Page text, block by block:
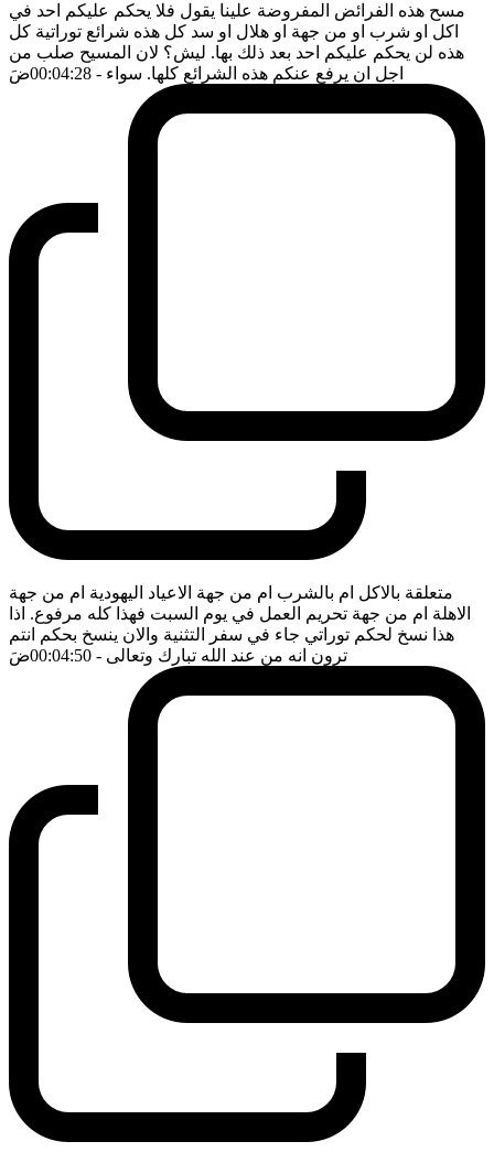
مسح هذه الفرائض المفروضة علينا يقول فلا يحكم عليكم احد في
اكل او شرب او من جهة او هلال او سد كل هذه شرائع توراتية كل
هذه لن يحكم عليكم احد بعد ذلك بها. ليش؟ لان المسيح صلب من
اجل ان يرفع عنكم هذه الشرائع كلها. سواء - 00:04:28 ضَ
متعلقة بالاكل ام بالشرب ام من جهة الاعياد اليهودية ام من جهة
الاهلة ام من جهة تحريم العمل في يوم السبت فهذا كله مرفوع. اذا
هذا نسخ لحكم توراتي جاء في سفر التثنية والان ينسخ بحكم انتم
ترون انه من عند الله تبارك وتعالى - 00:04:50 ضَ